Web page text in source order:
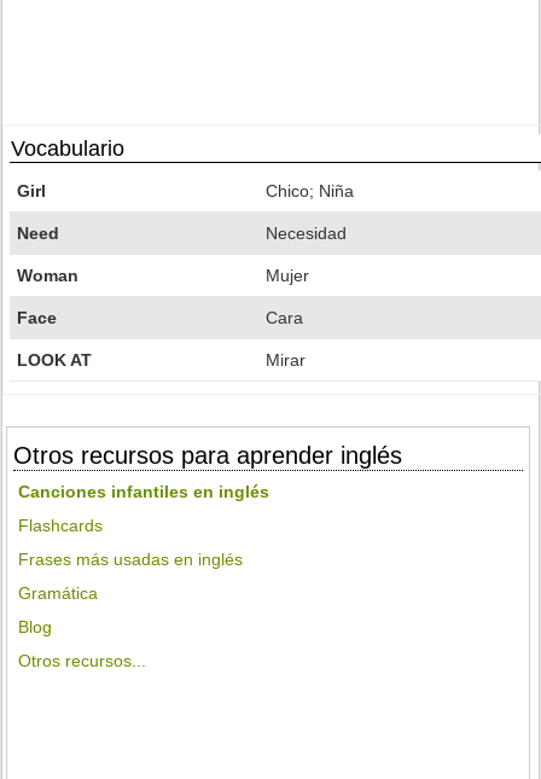
Vocabulario
Girl Chico; Niña
Need Necesidad
Woman Mujer
Face Cara
LOOK AT Mirar
Otros recursos para aprender inglés
Canciones infantiles en inglés
Flashcards
Frases más usadas en inglés
Gramática
Blog
Otros recursos...